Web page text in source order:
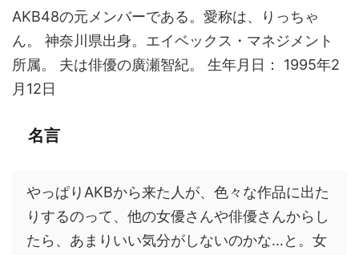
AKB48の元メンバーである。愛称は、りっちゃ
ん。 神奈川県出身。エイベックス・マネジメント
所属。 夫は俳優の廣瀬智紀。 生年月日： 1995年2
月12日
名言
やっぱりAKBから来た人が、色々な作品に出た
りするのって、他の女優さんや俳優さんからし
たら、あまりいい気分がしないのかな…と。女